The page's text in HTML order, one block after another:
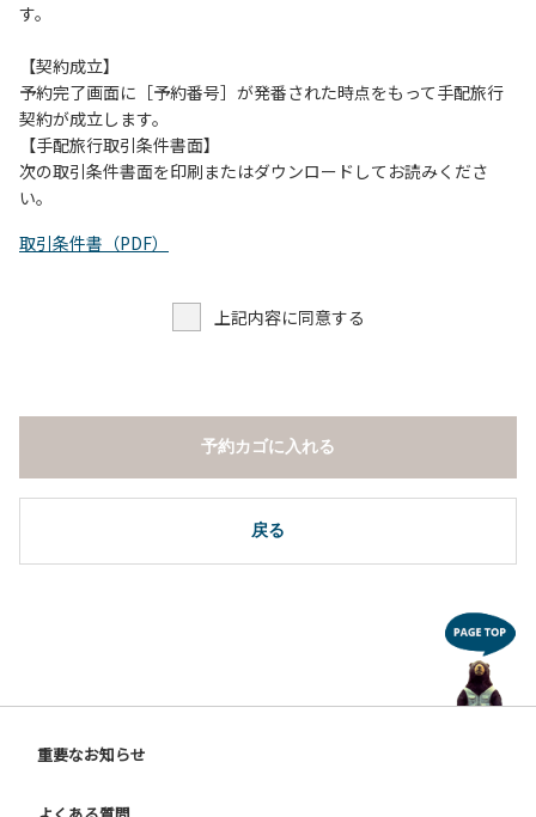
（１）川原にテントやタープを張らない。
（２）雨が降ったときは川原で遊ばない。
（３）カムイコタン公園キャンプ場で雨が降らなくても、上
流で雨が降り急に増水することがあるので、水の濁りに注意
し、濁り始めたときには直ちに川原での遊びを中止する。
（４）キャンプ場の管理者や地元住民から川についての注意
す。
【契約成立】
予約完了画面に［予約番号］が発番された時点をもって手配旅行
契約が成立します。
【手配旅行取引条件書面】
次の取引条件書面を印刷またはダウンロードしてお読みくださ
い。
取引条件書（PDF）
上記内容に同意する
戻る
予約カゴに入れる
重要なお知らせ